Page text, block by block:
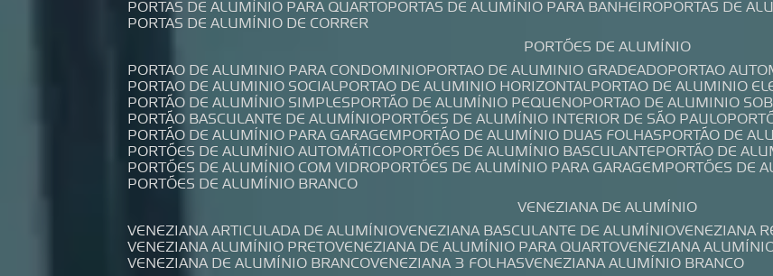
PORTAS DE ALUMÍNIO PARA QUARTO PORTAS DE ALUMÍNIO PARA BANHEIRO PORTAS DE
PORTAS DE ALUMÍNIO DE CORRER
PORTÕES DE ALUMÍNIO
PORTAO DE ALUMINIO PARA CONDOMINIO PORTAO DE ALUMINIO GRADEADO PORTAO
PORTAO DE ALUMINIO SOCIAL PORTAO DE ALUMINIO HORIZONTAL PORTAO DE ALUMINIO
PORTÃO DE ALUMÍNIO SIMPLES PORTÃO DE ALUMÍNIO PEQUENO PORTAO DE ALUMINIO
PORTÃO BASCULANTE DE ALUMÍNIO PORTÕES DE ALUMÍNIO INTERIOR DE SÃO PAULO
PORTÃO DE ALUMÍNIO PARA GARAGEM PORTÃO DE ALUMÍNIO DUAS FOLHAS PORTÃO DE
PORTÕES DE ALUMÍNIO AUTOMÁTICO PORTÕES DE ALUMÍNIO BASCULANTE PORTÃO DE
PORTÕES DE ALUMÍNIO COM VIDRO PORTÕES DE ALUMÍNIO PARA GARAGEM PORTÕES DE
PORTÕES DE ALUMÍNIO BRANCO
VENEZIANA DE ALUMÍNIO
VENEZIANA ARTICULADA DE ALUMÍNIO VENEZIANA BASCULANTE DE ALUMÍNIO VENEZIANA
VENEZIANA ALUMÍNIO PRETO VENEZIANA DE ALUMÍNIO PARA QUARTO VENEZIANA
VENEZIANA DE ALUMÍNIO BRANCO VENEZIANA 3 FOLHAS VENEZIANA ALUMÍNIO BRANCO